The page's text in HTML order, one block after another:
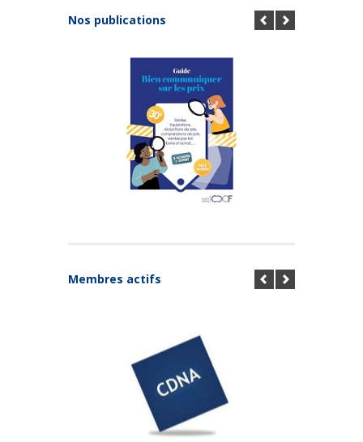
Nos publications
Membres actifs